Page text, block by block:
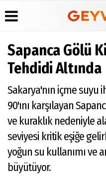
Üye Paneli
Haber
Günün
Haberleri
Anketler
Sapanca Gölü
Tehdidi Altında
Sakarya'nın içme suyu
90'ını karşılayan
ve kuraklık nedeniyle
seviyesi kritik eşiğe
yoğun su kullanımı ve
büyütüyor.